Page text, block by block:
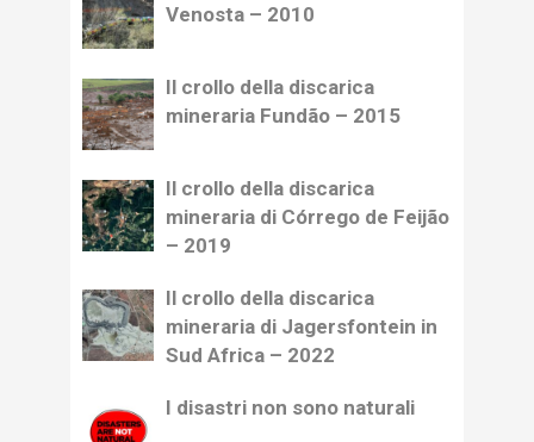
Venosta – 2010
Il crollo della discarica
mineraria Fundão – 2015
Il crollo della discarica
mineraria di Córrego de Feijão
– 2019
Il crollo della discarica
mineraria di Jagersfontein in
Sud Africa – 2022
I disastri non sono naturali